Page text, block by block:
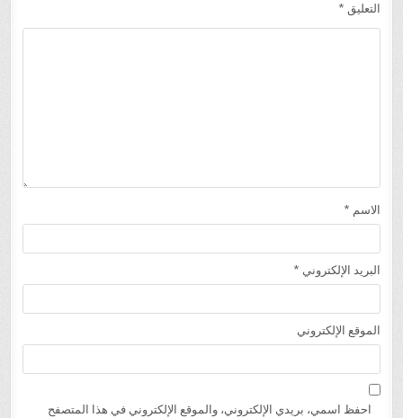
التعليق *
الاسم *
البريد الإلكتروني *
الموقع الإلكتروني
احفظ اسمي، بريدي الإلكتروني، والموقع الإلكتروني في هذا المتصفح